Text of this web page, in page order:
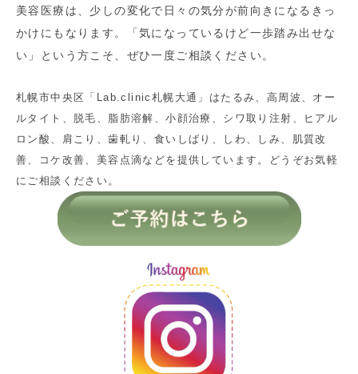
美容医療は、少しの変化で日々の気分が前向きになるきっ
かけにもなります。「気になっているけど一歩踏み出せな
い」という方こそ、ぜひ一度ご相談ください。
札幌市中央区「Lab.clinic札幌大通」はたるみ、高周波、オー
ルタイト、脱毛、脂肪溶解、小顔治療、シワ取り注射、ヒアル
ロン酸、肩こり、歯軋り、食いしばり、しわ、しみ、肌質改
善、コケ改善、美容点滴などを提供しています。どうぞお気軽
にご相談ください。